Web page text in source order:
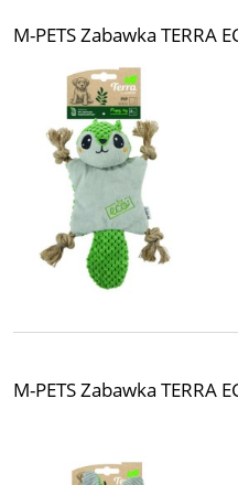
M-PETS Zabawka TERRA
M-PETS Zabawka TERRA